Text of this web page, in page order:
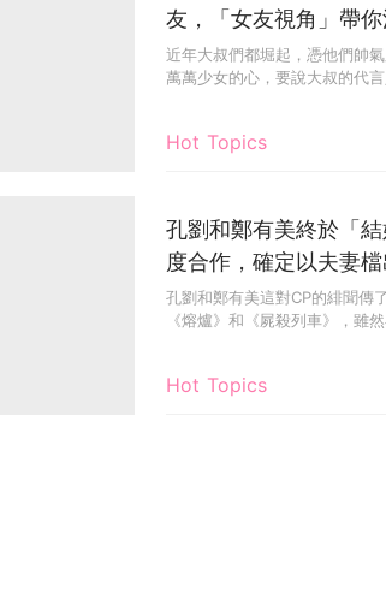
Hot Topics
友，「女友視角」帶
～！
近年大叔們都堀起，憑他們帥
萬萬少女的心，要說大叔的代
Hot Topics
孔劉和鄭有美終於「
度合作，確定以夫妻
英》！
孔劉和鄭有美這對CP的緋聞傳
《熔爐》和《屍殺列車》，雖